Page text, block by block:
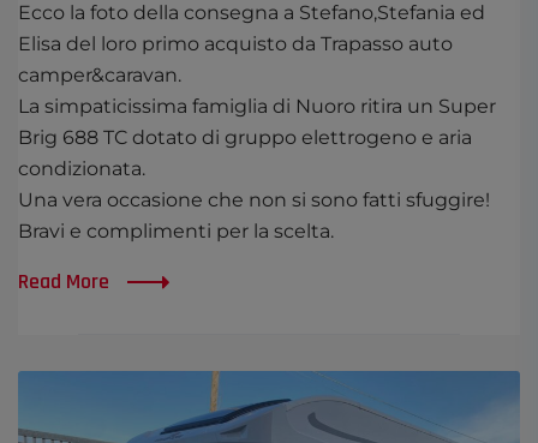
Ecco la foto della consegna a Stefano,Stefania ed
Elisa del loro primo acquisto da Trapasso auto
camper&caravan.
La simpaticissima famiglia di Nuoro ritira un Super
Brig 688 TC dotato di gruppo elettrogeno e aria
condizionata.
Una vera occasione che non si sono fatti sfuggire!
Bravi e complimenti per la scelta.
Read More